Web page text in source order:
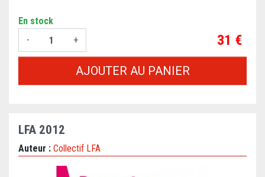
En stock
-
+ Prix
31 €
AJOUTER AU PANIER
LFA 2012
Auteur : Collectif LFA